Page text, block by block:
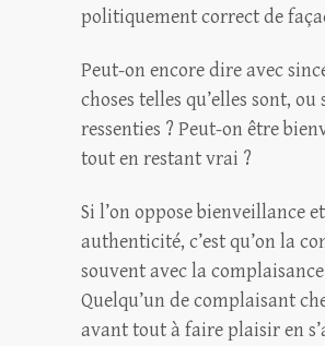
politiquement correct de
Peut-on encore dire avec
choses telles qu’elles sont, ou
ressenties ? Peut-on être
tout en restant vrai ?
Si l’on oppose bienveillance et
authenticité, c’est qu’on la
souvent avec la
Quelqu’un de complaisant
avant tout à faire plaisir en